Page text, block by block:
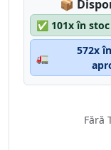
📦
✅ 101x în
🚛
572x
Fără